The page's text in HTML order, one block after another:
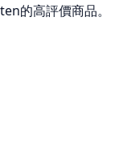
的高評價商品。